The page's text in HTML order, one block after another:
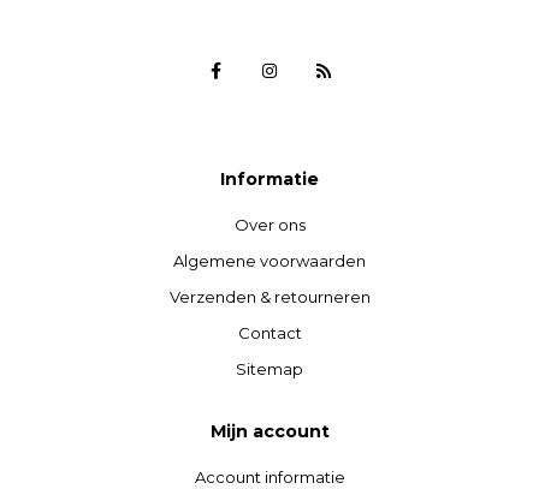
Informatie
Over ons
Algemene voorwaarden
Verzenden & retourneren
Contact
Sitemap
Mijn account
Account informatie